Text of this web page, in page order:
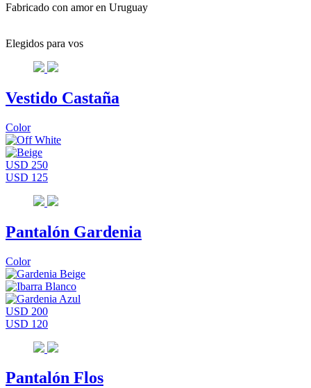
Fabricado con amor en Uruguay
Elegidos para vos
Vestido Castaña
Color
USD 250
USD 125
Pantalón Gardenia
Color
USD 200
USD 120
Pantalón Flos